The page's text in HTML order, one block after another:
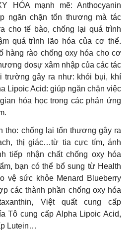
HÓA mạnh mẽ: Anthocyanin
ngăn chặn tổn thương mà tác
cho tế bào, chống lại quá trình
quá trình lão hóa của cơ thể.
hàng rào chống oxy hóa cho cơ
dosự xâm nhập của các tác
trường gây ra như: khói bụi, khí
Lipoic Acid: giúp ngăn chặn việc
hóa học trong các phản ứng
thọ: chống lại tổn thương gây ra
thị giác…từ tia cực tím, ánh
tiếp nhận chất chống oxy hóa
bạn có thể bổ sung từ Health
vệ sức khỏe Menard Blueberry
các thành phần chống oxy hóa
Việt quất cung cấp
Tô cung cấp Alpha Lipoic Acid,
Lutein…